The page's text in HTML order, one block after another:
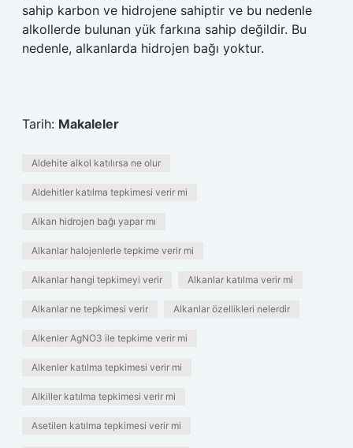
sahip karbon ve hidrojene sahiptir ve bu nedenle
alkollerde bulunan yük farkına sahip değildir. Bu
nedenle, alkanlarda hidrojen bağı yoktur.
Tarih: Makaleler
Aldehite alkol katılırsa ne olur
Aldehitler katılma tepkimesi verir mi
Alkan hidrojen bağı yapar mı
Alkanlar halojenlerle tepkime verir mi
Alkanlar hangi tepkimeyi verir Alkanlar katılma verir mi
Alkanlar ne tepkimesi verir Alkanlar özellikleri nelerdir
Alkenler AgNO3 ile tepkime verir mi
Alkenler katılma tepkimesi verir mi
Alkiller katılma tepkimesi verir mi
Asetilen katılma tepkimesi verir mi